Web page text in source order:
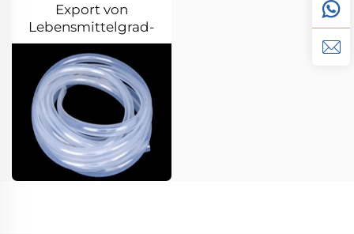
Export von
Lebensmittelgrad-
Silikonrohren